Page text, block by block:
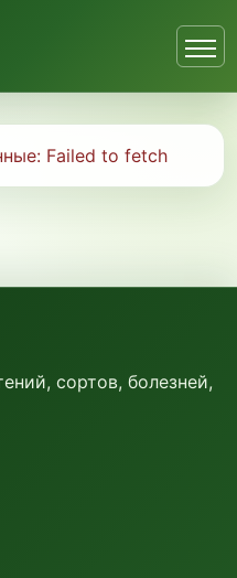
Failed to fetch
сортов, болезней,